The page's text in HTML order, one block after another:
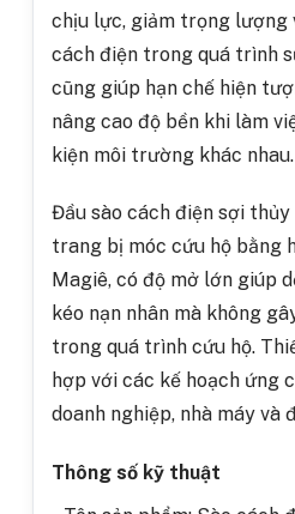
chịu lực, giảm trọng lượng
cách điện trong quá trình
cũng giúp hạn chế hiện
nâng cao độ bền khi làm
kiện môi trường khác nhau.
Đầu sào cách điện sợi thủy
trang bị móc cứu hộ bằng
Magiê, có độ mở lớn giúp
kéo nạn nhân mà không
trong quá trình cứu hộ.
hợp với các kế hoạch ứng
doanh nghiệp, nhà máy và
Thông số kỹ thuật